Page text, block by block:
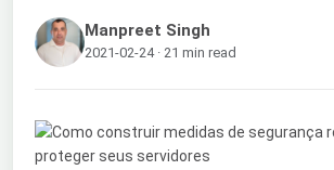
Manpreet Singh
2021-02-24 · 21 min read